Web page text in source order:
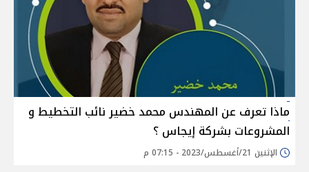
ماذا تعرف عن المهندس محمد خضير نائب التخطيط و
المشروعات بشركة إيجاس ؟
الإثنين 21/أغسطس/2023 - 07:15 م